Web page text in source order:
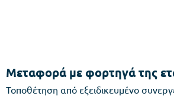
Μεταφορά με φορτηγά της
Τοποθέτηση από εξειδικευμένο